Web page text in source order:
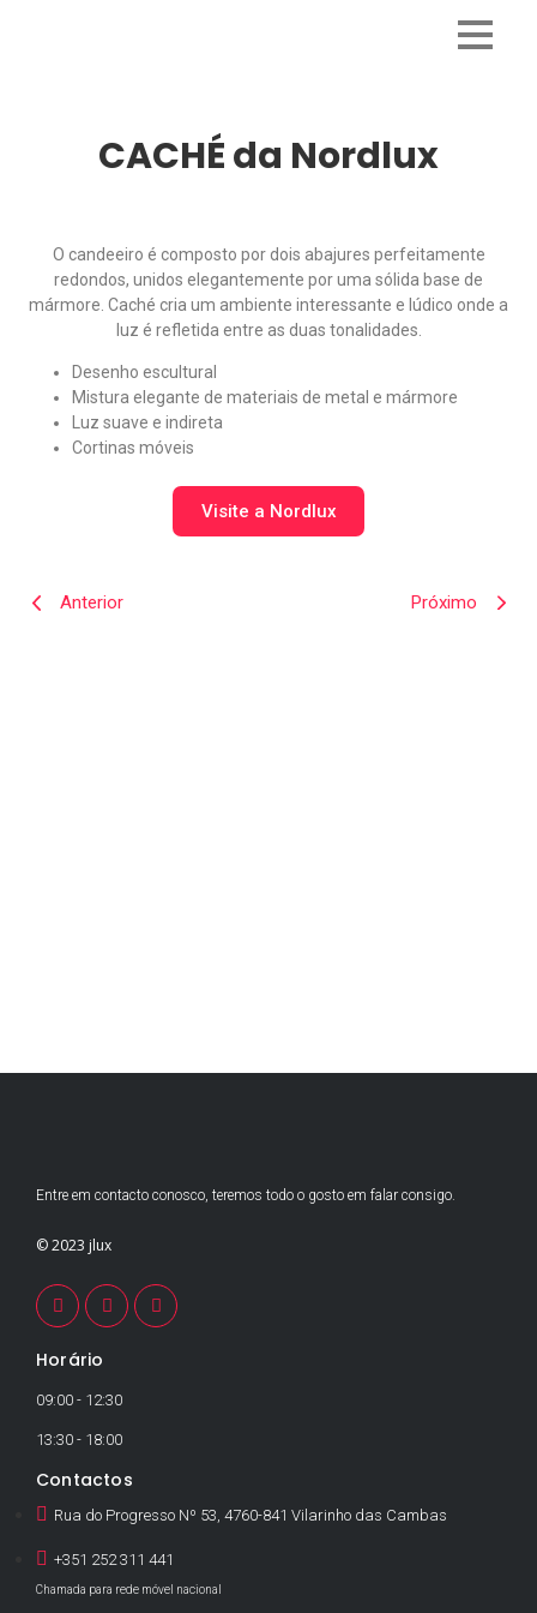
CACHÉ da Nordlux
O candeeiro é composto por dois abajures perfeitamente
redondos, unidos elegantemente por uma sólida base de
mármore. Caché cria um ambiente interessante e lúdico onde a
luz é refletida entre as duas tonalidades.
Desenho escultural
Mistura elegante de materiais de metal e mármore
Luz suave e indireta
Cortinas móveis
Visite a Nordlux
Anterior Próximo
Entre em contacto conosco, teremos todo o gosto em falar consigo.
© 2023 jlux
Horário
09:00 - 12:30
13:30 - 18:00
Contactos
Rua do Progresso Nº 53, 4760-841 Vilarinho das Cambas
+351 252 311 441
Chamada para rede móvel nacional